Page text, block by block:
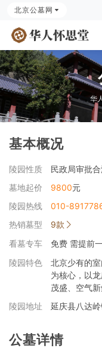
北京公墓网
华
基本概况
陵园性质
民政局审批
墓地起价
9800元
陵园热线
010-
热销墓型
9款
看墓专车
免费 需提前
陵园特色
北京少有的
为核心，以
茂盛、空气
陵园地址
延庆县八达
公墓详情